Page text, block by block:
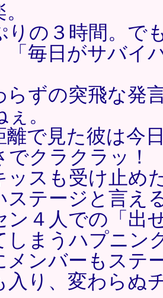
りの３時間。で
「毎日がサバイ
らずの突飛な発
。
離で見た彼は今
でクラクラッ！
ッスも受け止め
ステージと言え
ン４人での「出
しまうハプニン
メンバーもステ
入り、変わらぬ